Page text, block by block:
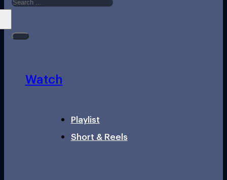
Watch
Playlist
Short & Reels